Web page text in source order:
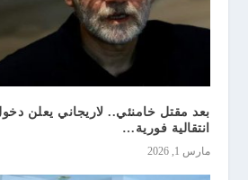
بعد مقتل خامنئي.. لاريجاني يعلن
انتقالية فورية…
مارس 1, 2026